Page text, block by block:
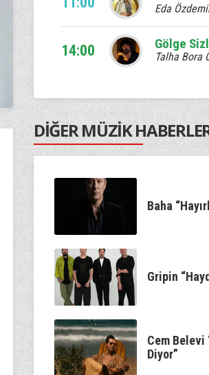
Eda
14:00 Gölge
Talha Bora
17:00 Venhar
20:00 Kum Saati
Murat Çetin
22:00 Kaan
DİĞER MÜZİK
Baha
Gripin
Cem Belevi
Diyor”